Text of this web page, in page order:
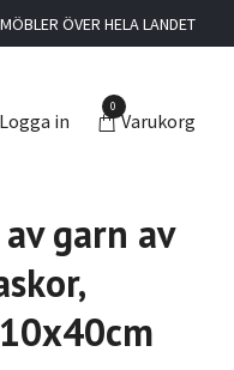
ÖVER HELA LANDET
Logga in
0
Varukorg
garn av